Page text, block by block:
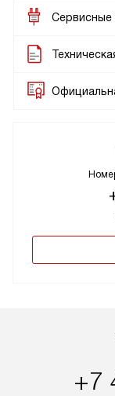
Сервисные
+7